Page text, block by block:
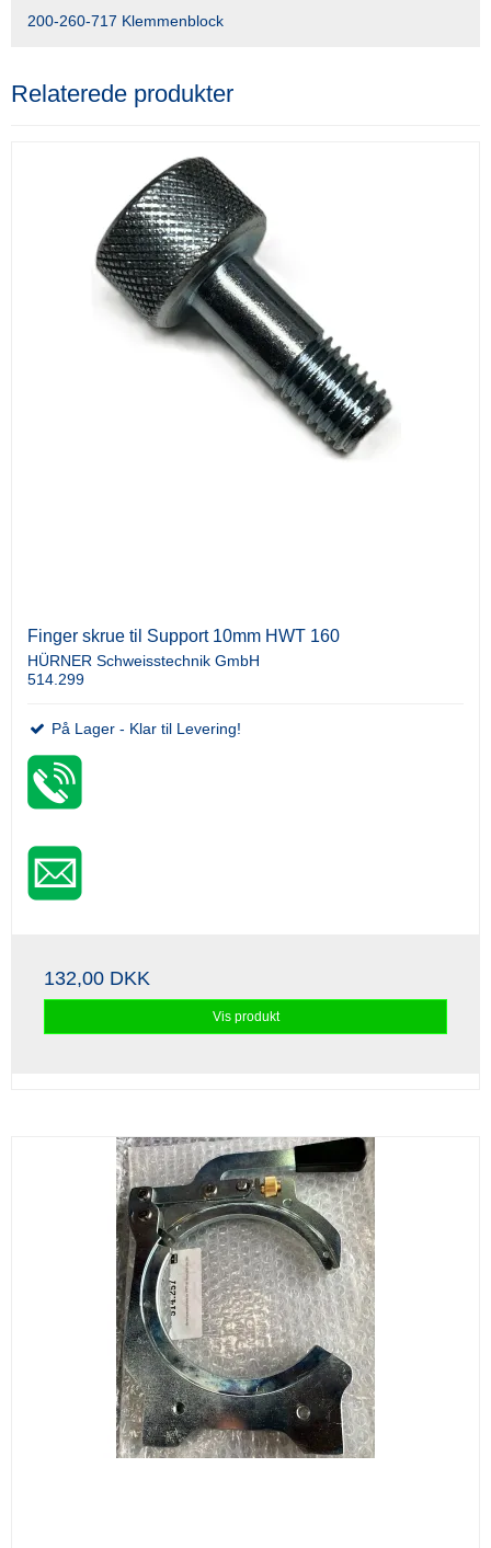
200-260-717 Klemmenblock
Relaterede produkter
Finger skrue til Support 10mm HWT 160
HÜRNER Schweisstechnik GmbH
514.299
På Lager - Klar til Levering!
132,00 DKK
Vis produkt